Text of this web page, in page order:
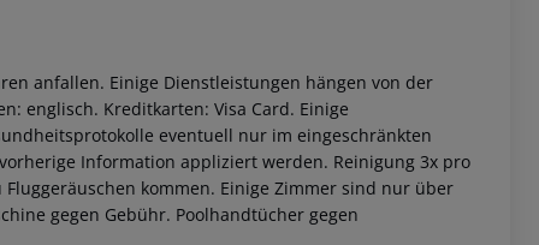
anfallen. Einige Dienstleistungen hängen von der
englisch. Kreditkarten: Visa Card. Einige
eventuell nur im eingeschränkten
Information appliziert werden. Reinigung 3x pro
kommen. Einige Zimmer sind nur über
gegen Gebühr. Poolhandtücher gegen